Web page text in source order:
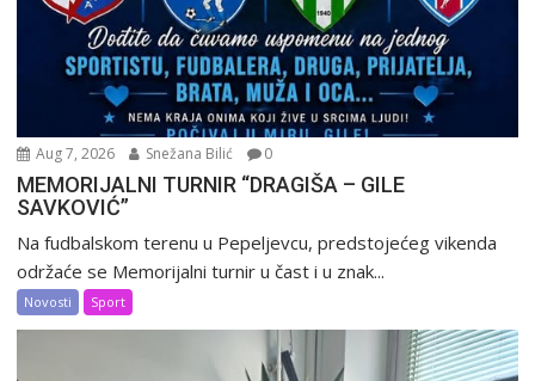
Aug 7, 2026 Snežana Bilić 0
MEMORIJALNI TURNIR “DRAGIŠA – GILE
SAVKOVIĆ”
Na fudbalskom terenu u Pepeljevcu, predstojećeg vikenda
održaće se Memorijalni turnir u čast i u znak...
Novosti Sport